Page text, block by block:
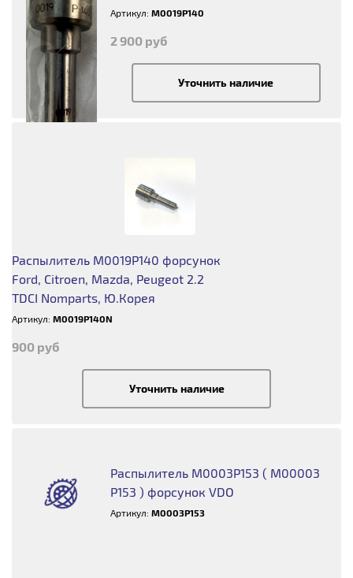
Артикул:M0019P140
2 900 руб
Уточнить наличие
Распылитель M0019P140 форсунок
Ford, Citroen, Mazda, Peugeot 2.2
TDCI Nomparts, Ю.Корея
Артикул: M0019P140N
900 руб
Уточнить наличие
Распылитель M0003P153 ( M00003
P153 ) форсунок VDO
Артикул:M0003P153